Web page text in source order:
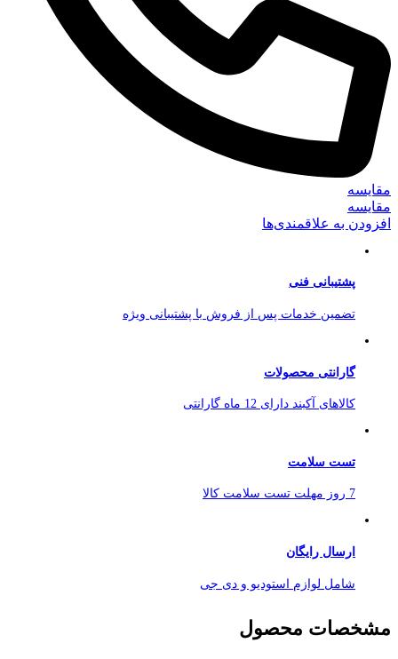
مقایسه
مقایسه
افزودن به علاقمندی‌ها
پشتیبانی فنی
تضمین خدمات پس از فروش با پشتیبانی ویژه
گارانتی محصولات
کالاهای آکبند دارای 12 ماه گارانتی
تست سلامت
7 روز مهلت تست سلامت کالا
ارسال رایگان
شامل لوازم استودیو و دی جی
مشخصات محصول